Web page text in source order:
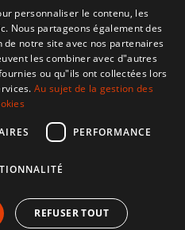
S'abonner
BASQUE
FRENCH
personnaliser le contenu, les
Nous partageons également des
notre site avec nos partenaires
les combiner avec d"autres
ou qu"ils ont collectées lors
Au sujet de la gestion des
PERFORMANCE
REFUSER TOUT